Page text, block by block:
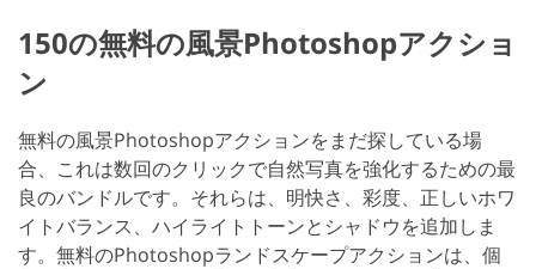
150の無料の風景Photoshopアクショ
ン
無料の風景Photoshopアクションをまだ探している場
合、これは数回のクリックで自然写真を強化するための最
良のバンドルです。それらは、明快さ、彩度、正しいホワ
イトバランス、ハイライトトーンとシャドウを追加しま
す。無料のPhotoshopランドスケープアクションは、個